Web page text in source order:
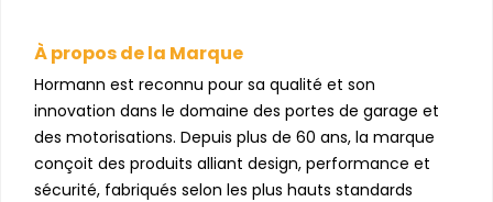
À propos de la Marque
Hormann est reconnu pour sa qualité et son
innovation dans le domaine des portes de garage et
des motorisations. Depuis plus de 60 ans, la marque
conçoit des produits alliant design, performance et
sécurité, fabriqués selon les plus hauts standards